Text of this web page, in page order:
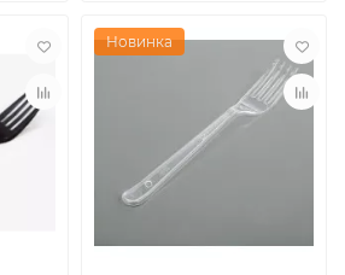
Новинка